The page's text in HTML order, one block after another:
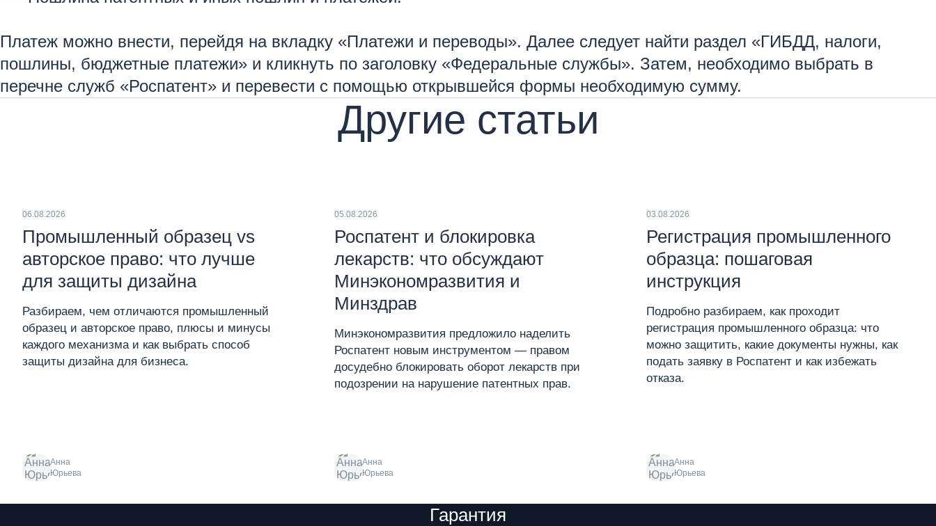
Платеж можно внести, перейдя на вкладку «Платежи и переводы». Далее следует найти раздел «ГИБДД, налоги,
пошлины, бюджетные платежи» и кликнуть по заголовку «Федеральные службы». Затем, необходимо выбрать в
перечне служб «Роспатент» и перевести с помощью открывшейся формы необходимую сумму.
Другие статьи
06.08.2026
Промышленный образец vs
авторское право: что лучше
для защиты дизайна
Разбираем, чем отличаются промышленный
образец и авторское право, плюсы и минусы
каждого механизма и как выбрать способ
защиты дизайна для бизнеса.
Анна
Юрьева
05.08.2026
Роспатент и блокировка
лекарств: что обсуждают
Минэкономразвития и
Минздрав
Минэкономразвития предложило наделить
Роспатент новым инструментом — правом
досудебно блокировать оборот лекарств при
подозрении на нарушение патентных прав.
Анна
Юрьева
03.08.2026
Регистрация промышленного
образца: пошаговая
инструкция
Подробно разбираем, как проходит
регистрация промышленного образца: что
можно защитить, какие документы нужны, как
подать заявку в Роспатент и как избежать
отказа.
Анна
Юрьева
Гарантия